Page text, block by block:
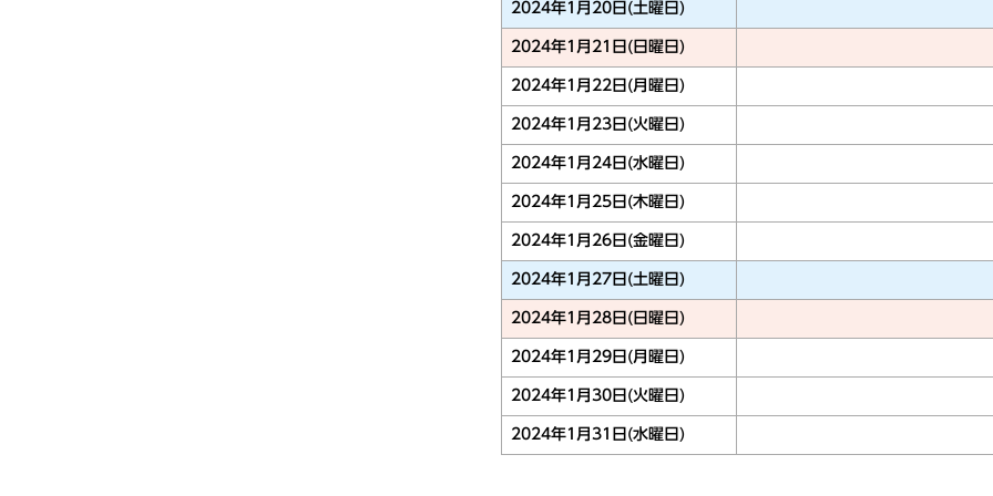
2024年1月20日(土曜日)
2024年1月21日(日曜日)
2024年1月22日(月曜日)
2024年1月23日(火曜日)
2024年1月24日(水曜日)
2024年1月25日(木曜日)
2024年1月26日(金曜日)
2024年1月27日(土曜日)
2024年1月28日(日曜日)
2024年1月29日(月曜日)
2024年1月30日(火曜日)
2024年1月31日(水曜日)